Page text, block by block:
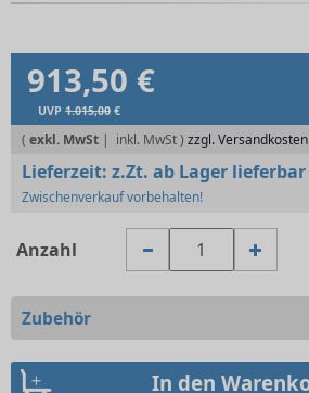
913,50 €
UVP 1.015,00 €
( exkl. MwSt | zzgl. Versandkosten
Lieferzeit: z.Zt. ab Lager lieferbar
Zwischenverkauf vorbehalten!
Anzahl
Zubehör